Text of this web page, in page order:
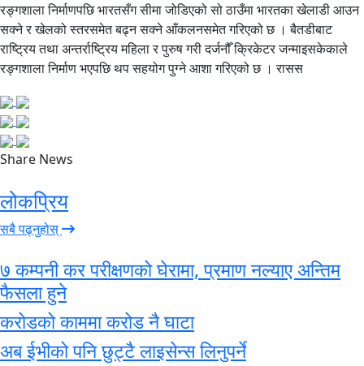
रङ्गशाला निर्माणपछि भारतसँग सीमा जोडिएको सो ठाउँमा भारतका खेलाडी आउन
सक्ने र खेलको स्तरसमेत बढ्न सक्ने आँकलनसमेत गरिएको छ । बैतडीबाट
राष्ट्रिय तथा अन्तर्राष्ट्रिय महिला र पुरुष गरी दर्जनौँ क्रिकेटर जन्माइसकेकाले
रङ्गशाला निर्माण भएपछि थप सहयोग पुग्ने आशा गरिएको छ । रासस
Share News
लोकप्रिय
सबै पढ्नुहोस्
७ कम्पनी कर परीक्षणको घेरामा, प्रमाण नल्याए अन्तिम
फैसला हुने
करोडको काममा करोड नै घाटा
अब ईभीको पनि छुट्टै लाइसेन्स लिनुपर्ने